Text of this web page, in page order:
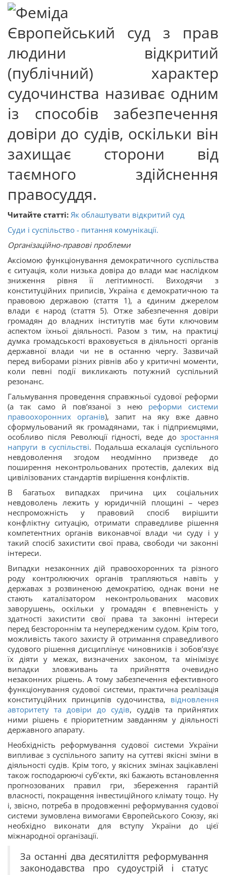
Європейський суд з прав
людини відкритий
(публічний) характер
судочинства називає одним
із способів забезпечення
довіри до судів, оскільки він
захищає сторони від
таємного здійснення
правосуддя.
Читайте статті: Як облаштувати відкритий суд
Суди і суспільство - питання комунікації.
Організаційно-правові проблеми
Аксіомою функціонування демократичного суспільства
є ситуація, коли низька довіра до влади має наслідком
зниження рівня її легітимності. Виходячи з
конституційних приписів, Україна є демократичною та
правовою державою (стаття 1), а єдиним джерелом
влади є народ (стаття 5). Отже забезпечення довіри
громадян до владних інститутів має бути ключовим
аспектом їхньої діяльності. Разом з тим, на практиці
думка громадськості враховується в діяльності органів
державної влади чи не в останню чергу. Зазвичай
перед виборами різних рівнів або у критичні моменти,
коли певні події викликають потужний суспільний
резонанс.
Гальмування проведення справжньої судової реформи
(а так само й пов’язаної з нею реформи системи
правоохоронних органів), запит на яку вже давно
сформульований як громадянами, так і підприємцями,
особливо після Революції гідності, веде до зростання
напруги в суспільстві. Подальша ескалація суспільного
невдоволення згодом неодмінно призведе до
поширення неконтрольованих протестів, далеких від
цивілізованих стандартів вирішення конфліктів.
В багатьох випадках причина цих соціальних
невдоволень лежить у юридичній площині – через
неспроможність у правовий спосіб вирішити
конфліктну ситуацію, отримати справедливе рішення
компетентних органів виконавчої влади чи суду і у
такий спосіб захистити свої права, свободи чи законні
інтереси.
Випадки незаконних дій правоохоронних та різного
роду контролюючих органів трапляються навіть у
державах з розвиненою демократією, однак вони не
стають каталізатором неконтрольованих масових
заворушень, оскільки у громадян є впевненість у
здатності захистити свої права та законні інтереси
перед безстороннім та неупередженим судом. Крім того,
можливість такого захисту й отримання справедливого
судового рішення дисциплінує чиновників і зобов’язує
їх діяти у межах, визначених законом, та мінімізує
випадки зловживань та прийняття очевидно
незаконних рішень. А тому забезпечення ефективного
функціонування судової системи, практична реалізація
конституційних принципів судочинства, відновлення
авторитету та довіри до судів, суддів та прийнятих
ними рішень є пріоритетним завданням у діяльності
державного апарату.
Необхідність реформування судової системи України
випливає з суспільного запиту на суттєві якісні зміни в
діяльності судів. Крім того, у якісних змінах зацікавлені
також господарюючі суб’єкти, які бажають встановлення
прогнозованих правил гри, збереження гарантій
власності, покращення інвестиційного клімату тощо. Ну
і, звісно, потреба в продовженні реформування судової
системи зумовлена вимогами Європейського Союзу, які
необхідно виконати для вступу України до цієї
міжнародної організації.
За останні два десятиліття реформування
законодавства про судоустрій і статус